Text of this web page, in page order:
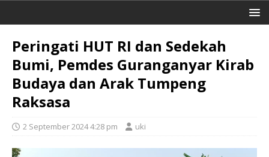
Peringati HUT RI dan Sedekah
Bumi, Pemdes Guranganyar Kirab
Budaya dan Arak Tumpeng
Raksasa
2 September 2024 4:28 pm uki